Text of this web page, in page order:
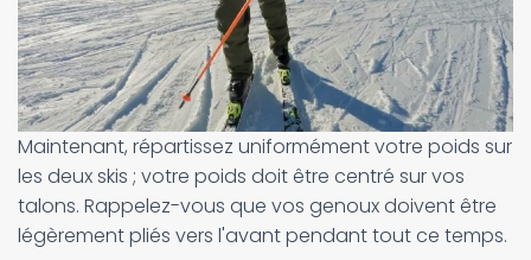
Maintenant, répartissez uniformément votre poids sur
les deux skis ; votre poids doit être centré sur vos
talons. Rappelez-vous que vos genoux doivent être
légèrement pliés vers l'avant pendant tout ce temps.